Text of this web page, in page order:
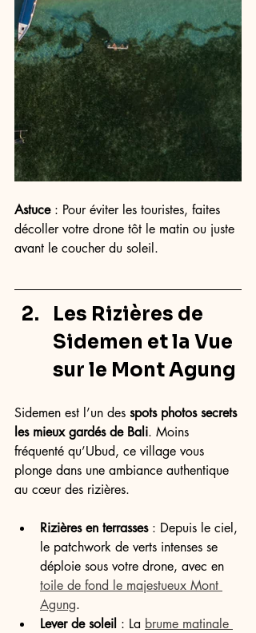
Astuce : Pour éviter les touristes, faites
décoller votre drone tôt le matin ou juste
avant le coucher du soleil.
Les Rizières de
Sidemen et la Vue
sur le Mont Agung
Sidemen est l’un des spots photos secrets
les mieux gardés de Bali. Moins
fréquenté qu’Ubud, ce village vous
plonge dans une ambiance authentique
au cœur des rizières.
Rizières en terrasses : Depuis le ciel,
le patchwork de verts intenses se
déploie sous votre drone, avec en
toile de fond le majestueux Mont
Agung.
Lever de soleil : La brume matinale